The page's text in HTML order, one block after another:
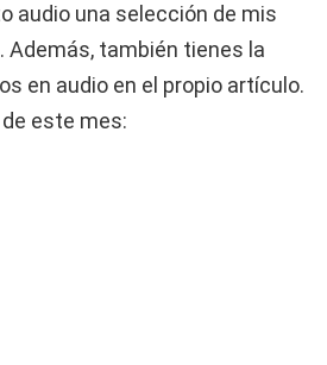
audio una selección de mis
Además, también tienes la
en audio en el propio artículo.
este mes: